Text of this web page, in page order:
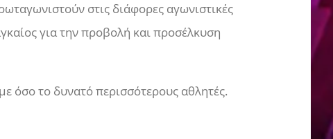
στις διάφορες αγωνιστικές
για την προβολή και προσέλκυση
με όσο το δυνατό περισσότερους αθλητές.